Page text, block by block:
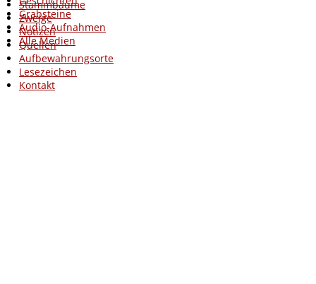
Grabsteine
Audio-Aufnahmen
Alle Medien
Stammbäume
Zweige
Notizen
Quellen
Aufbewahrungsorte
Lesezeichen
Kontakt